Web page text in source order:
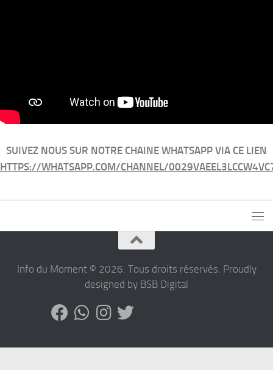
SUIVEZ NOUS SUR NOTRE CHAINE WHATSAPP VIA CE LIEN
HTTPS://WHATSAPP.COM/CHANNEL/
Info du Moment © 2026. Tous droits réservés. Proudly
designed by BSB Digital